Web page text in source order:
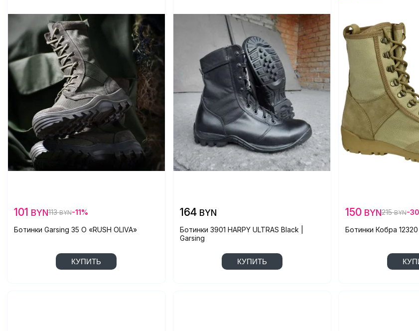
Ботинки Garsing 35 О «RUSH OLIVA»
101 BYN113BYN-11%
КУПИТЬ
Ботинки 3901 HARPY ULTRAS Black |
Garsing
164 BYN
КУПИТЬ
Ботинки Кобра
150 BYN215BYN-